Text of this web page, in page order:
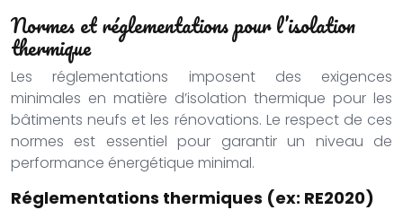
Normes et réglementations pour l’isolation
thermique
Les réglementations imposent des exigences
minimales en matière d’isolation thermique pour les
bâtiments neufs et les rénovations. Le respect de ces
normes est essentiel pour garantir un niveau de
performance énergétique minimal.
Réglementations thermiques (ex: RE2020)